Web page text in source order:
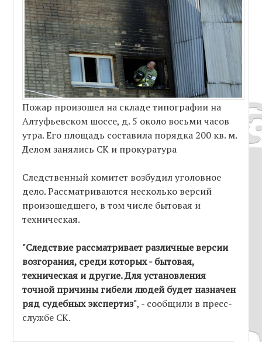
Пожар произошел на складе типографии на
Алтуфьевском шоссе, д. 5 около восьми часов
утра. Его площадь составила порядка 200 кв. м.
Делом занялись СК и прокуратура
Следственный комитет возбудил уголовное
дело. Рассматриваются несколько версий
произошедшего, в том числе бытовая и
техническая.
"Следствие рассматривает различные версии
возгорания, среди которых - бытовая,
техническая и другие. Для установления
точной причины гибели людей будет назначен
ряд судебных экспертиз", - сообщили в пресс-
службе СК.